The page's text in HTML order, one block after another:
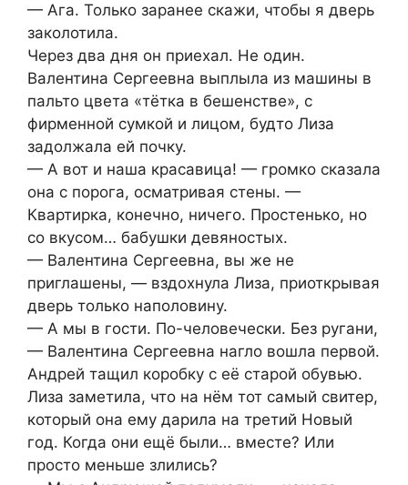
— Ага. Только заранее скажи, чтобы я дверь
заколотила.
Через два дня он приехал. Не один.
Валентина Сергеевна выплыла из машины в
пальто цвета «тётка в бешенстве», с
фирменной сумкой и лицом, будто Лиза
задолжала ей почку.
— А вот и наша красавица! — громко сказала
она с порога, осматривая стены. —
Квартирка, конечно, ничего. Простенько, но
со вкусом… бабушки девяностых.
— Валентина Сергеевна, вы же не
приглашены, — вздохнула Лиза, приоткрывая
дверь только наполовину.
— А мы в гости. По-человечески. Без ругани,
— Валентина Сергеевна нагло вошла первой.
Андрей тащил коробку с её старой обувью.
Лиза заметила, что на нём тот самый свитер,
который она ему дарила на третий Новый
год. Когда они ещё были… вместе? Или
просто меньше злились?